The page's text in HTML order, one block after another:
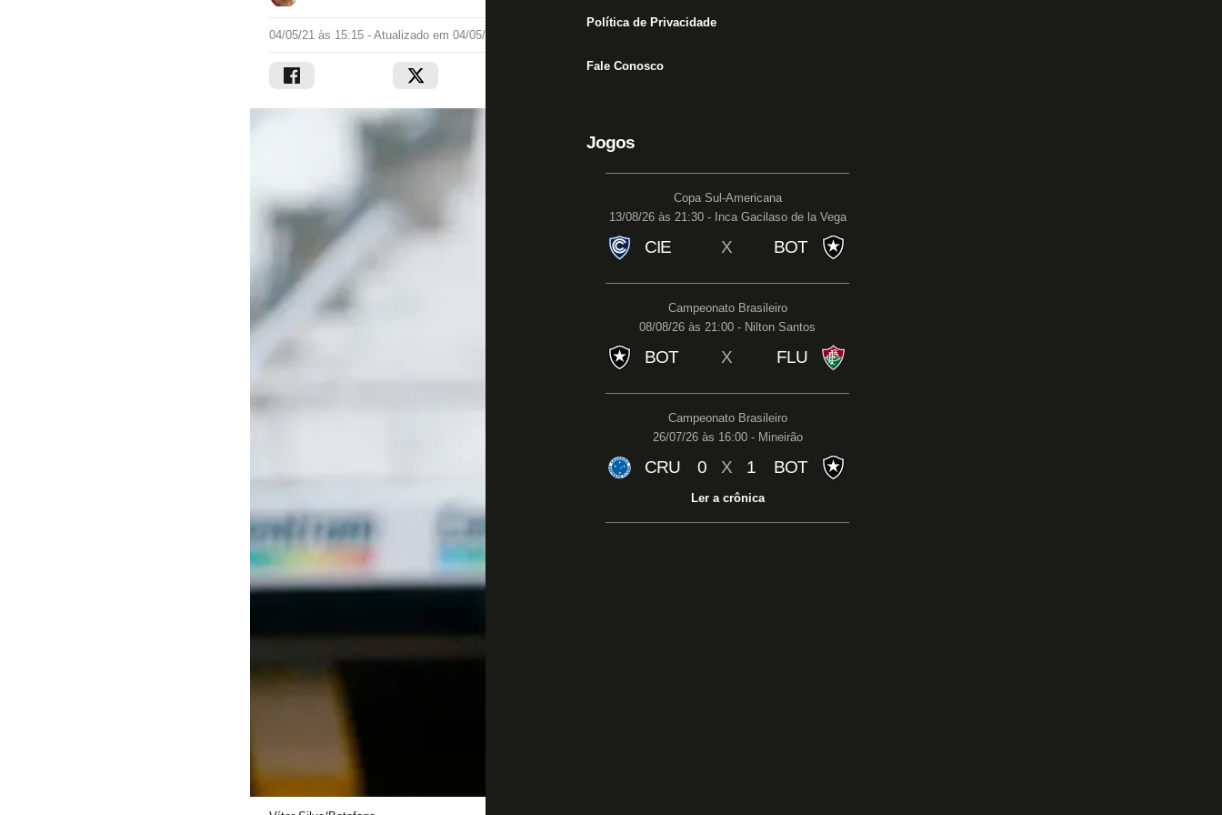
Política de Privacidade
Fale Conosco
Jogos
Copa Sul-Americana
13/08/26 às 21:30 - Inca Gacilaso de la Vega
CIE X BOT
Campeonato Brasileiro
08/08/26 às 21:00 - Nilton Santos
BOT X FLU
Campeonato Brasileiro
26/07/26 às 16:00 - Mineirão
CRU 0 X 1 BOT
Ler a crônica
04/05/21 às 15:15 - Atualizado em 04/05/21 às 15:15